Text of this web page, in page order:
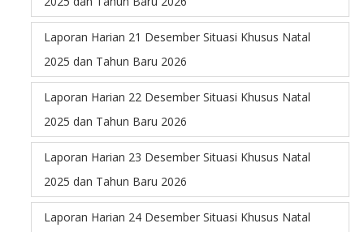
Laporan Harian 21 Desember Situasi Khusus Natal
2025 dan Tahun Baru 2026
Laporan Harian 22 Desember Situasi Khusus Natal
2025 dan Tahun Baru 2026
Laporan Harian 23 Desember Situasi Khusus Natal
2025 dan Tahun Baru 2026
Laporan Harian 24 Desember Situasi Khusus Natal